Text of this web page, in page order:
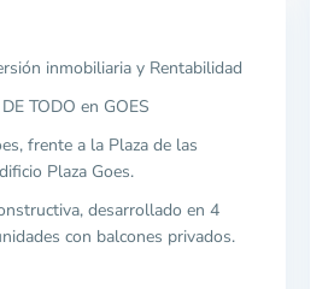
inmobiliaria y Rentabilidad
TODO en GOES
frente a la Plaza de las
Plaza Goes.
desarrollado en 4
con balcones privados.